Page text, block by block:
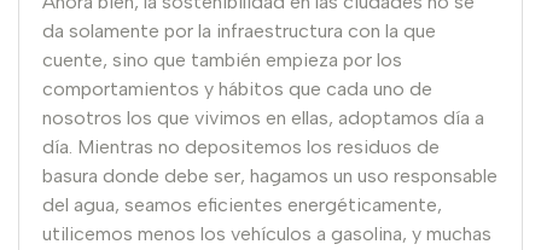
da solamente por la infraestructura con la que
cuente, sino que también empieza por los
comportamientos y hábitos que cada uno de
nosotros los que vivimos en ellas, adoptamos día a
día. Mientras no depositemos los residuos de
basura donde debe ser, hagamos un uso responsable
del agua, seamos eficientes energéticamente,
utilicemos menos los vehículos a gasolina, y muchas